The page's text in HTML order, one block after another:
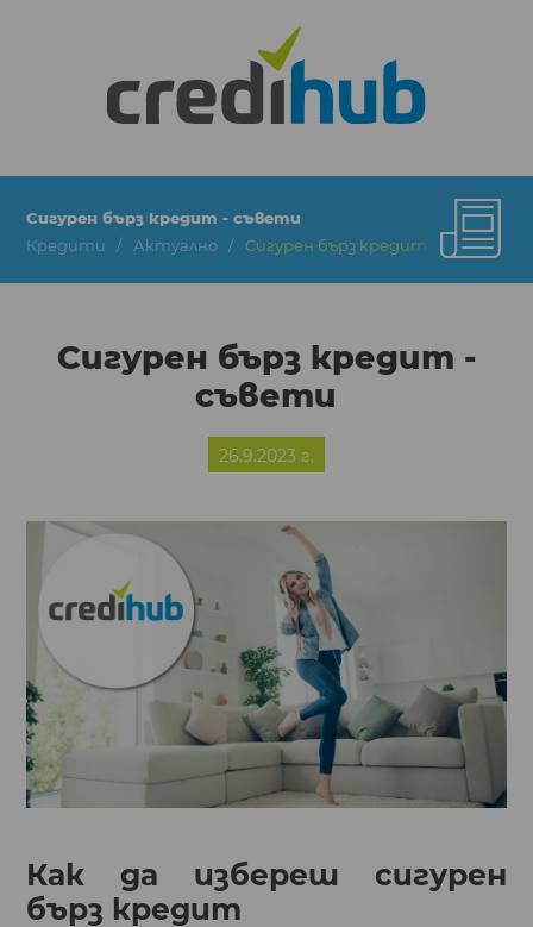
Сигурен бърз кредит - съвети
Кредити Актуално Сигурен бърз кредит - съвети
Сигурен бърз кредит -
съвети
26.9.2023 г.
Как да избереш сигурен
бърз кредит